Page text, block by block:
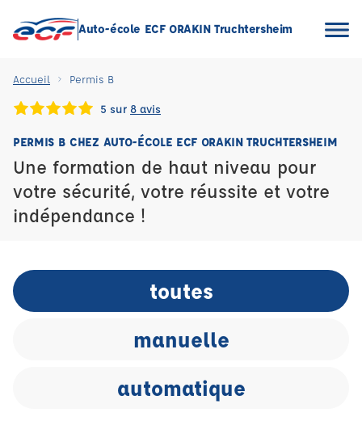
Auto-école ECF ORAKIN Truchtersheim
Accueil Permis B
5 sur 8 avis
PERMIS B CHEZ AUTO-ÉCOLE ECF ORAKIN TRUCHTERSHEIM
Une formation de haut niveau pour
votre sécurité, votre réussite et votre
indépendance !
toutes
manuelle
automatique